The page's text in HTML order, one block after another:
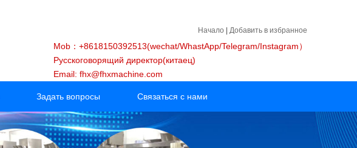
Начало Добавить в избранное
Mob：+8618150392513(wechat/WhastApp/Telegram/Instagram）
Русскоговорящий директор(китаец)
Email: fhx@fhxmachine.com
Задать вопросы Связаться с нами